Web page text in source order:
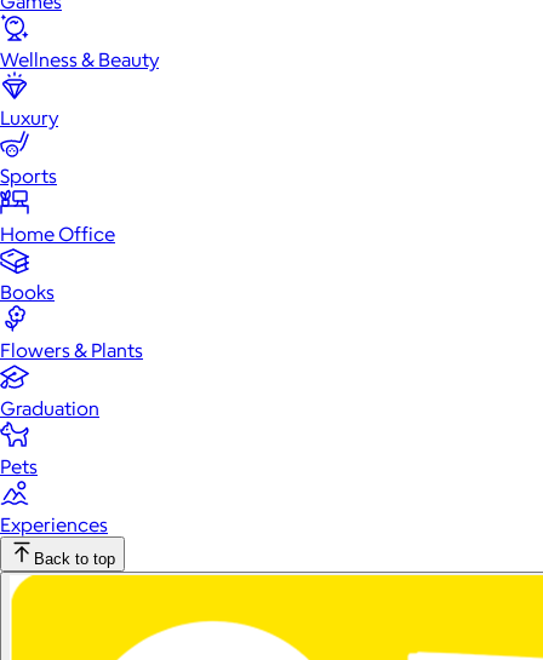
Wellness & Beauty
Luxury
Sports
Home Office
Books
Flowers & Plants
Graduation
Pets
Experiences
Back to top